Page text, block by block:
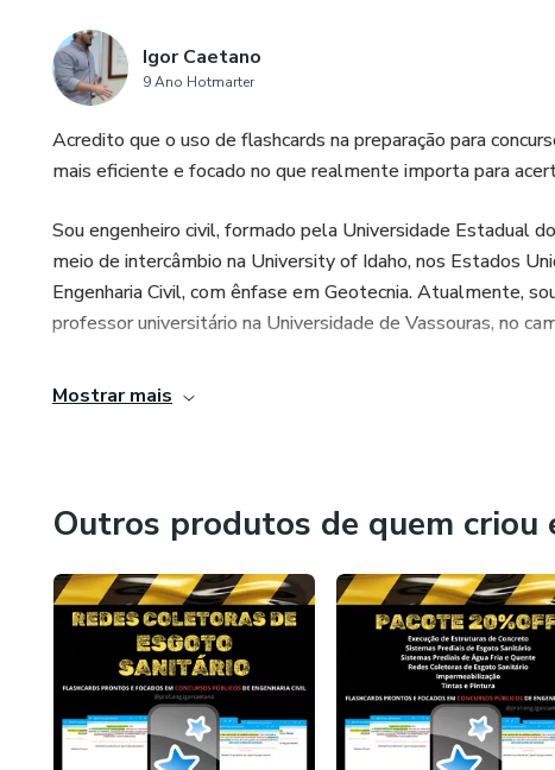
1) NBR 5626:2020 - Sistemas
2) Instalações Hidráulicas e
📚 Sistemas Prediais de Esgoto
1) NBR 8160:1999 - Sistemas
1) NBR 9649:1986 - Projeto de
2) NBR 9648:1986 - Estudo de
3) NBR 12207:2016 - Projeto
📚 Impermeabilização:
1) NBR 9575:2010 -
Igor Caetano
9 Ano Hotmarter
Acredito que o uso de flashcards na preparação para
mais eficiente e focado no que realmente importa para
Sou engenheiro civil, formado pela Universidade Estadual
meio de intercâmbio na University of Idaho, nos Estados
Engenharia Civil, com ênfase em Geotecnia. Atualmente,
professor universitário na Universidade de Vassouras, no
Mostrar mais
Outros produtos de quem criou